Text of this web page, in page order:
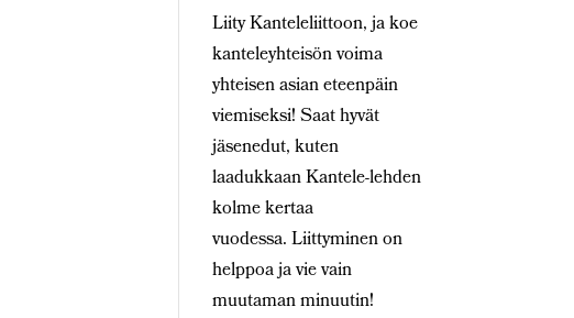
Liity Kanteleliittoon, ja koe
kanteleyhteisön voima
yhteisen asian eteenpäin
viemiseksi! Saat hyvät
jäsenedut, kuten
laadukkaan Kantele-lehden
kolme kertaa
vuodessa. Liittyminen on
helppoa ja vie vain
muutaman minuutin!